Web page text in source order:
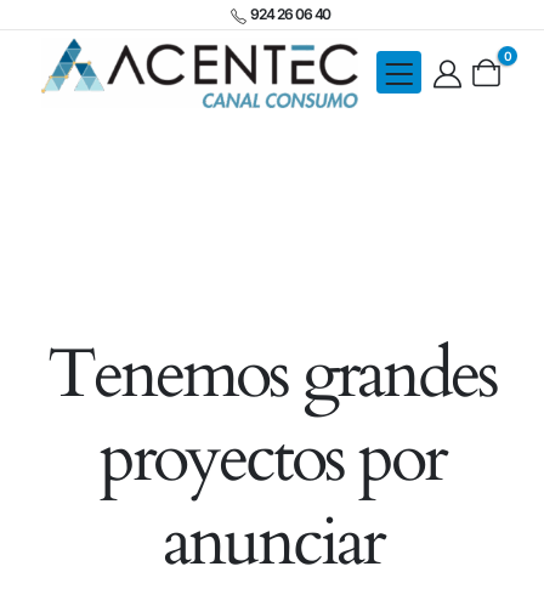
924 26 06 40
0
Tenemos grandes
proyectos por
anunciar